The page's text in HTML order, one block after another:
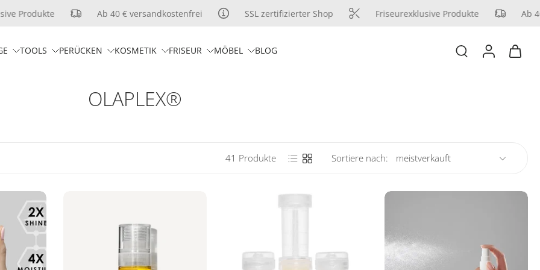
Produkte Ab 40 € versandkostenfrei SSL zertifizierter Shop Friseurexklusive Produkte Ab
TOOLS PERÜCKEN KOSMETIK FRISEUR MÖBEL BLOG
OLAPLEX®
41 Produkte Sortiere nach: